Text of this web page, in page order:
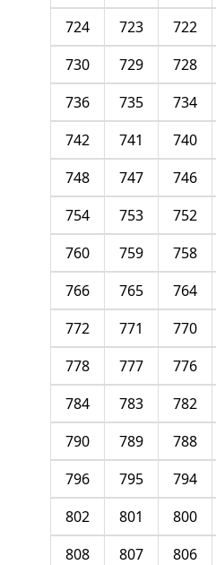
722
723
724
728
729
730
734
735
736
740
741
742
746
747
748
752
753
754
758
759
760
764
765
766
770
771
772
776
777
778
782
783
784
788
789
790
794
795
796
800
801
802
806
807
808